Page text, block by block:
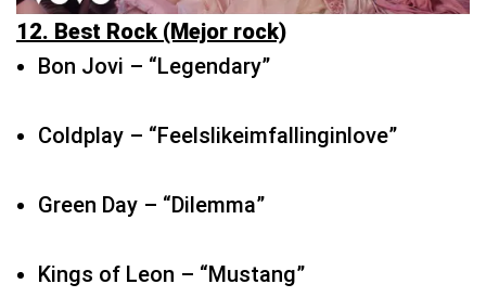
Green Day – “Dilemma”
Kings of Leon – “Mustang”
Lenny Kravitz – “Human”
U2 – “Atomic City”